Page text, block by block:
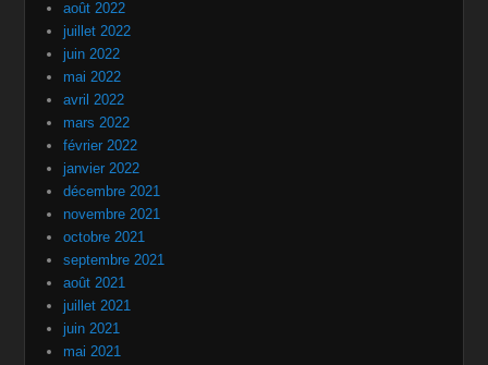
août 2022
juillet 2022
juin 2022
mai 2022
avril 2022
mars 2022
février 2022
janvier 2022
décembre 2021
novembre 2021
octobre 2021
septembre 2021
août 2021
juillet 2021
juin 2021
mai 2021